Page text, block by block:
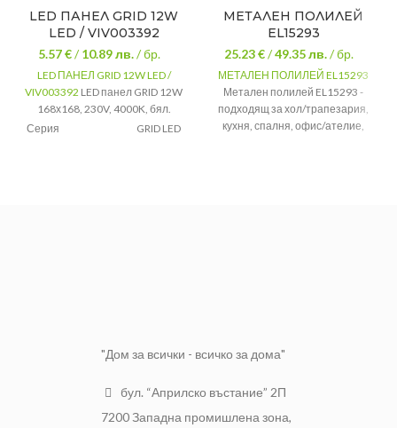
LED ПАНЕЛ GRID 12W
LED / VIV003392
5.57 €/10.89лв./ бр.
LED ПАНЕЛ GRID 12W LED /
VIV003392 LED панел GRID 12W
168х168, 230V, 4000K, бял.
Серия
GRID LED
МЕТАЛЕН ПОЛИЛЕЙ
EL15293
25.23 €/49.35лв./ бр.
МЕТАЛЕН ПОЛИЛЕЙ EL15293
Метален полилей EL15293 -
подходящ за хол/трапезария,
кухня, спалня, офис/ателие,
"Дом за всички - всичко за дома"
бул. “Априлско въстание” 2П
7200 Западна промишлена зона,